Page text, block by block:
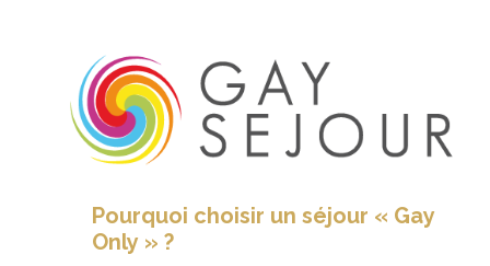
Pourquoi choisir un séjour « Gay
Only » ?